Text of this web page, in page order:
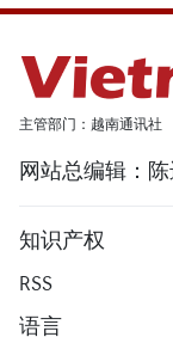
主管部门：越南通讯社
网站总编辑：
知识产权
RSS
语言